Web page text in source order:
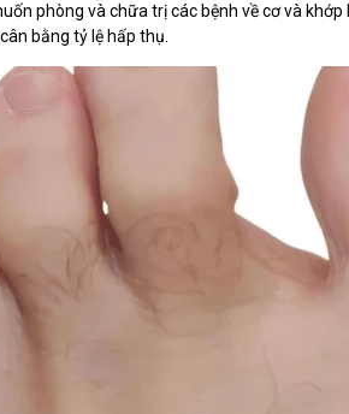
phòng và chữa trị các bệnh về cơ và
bằng tỷ lệ hấp thụ.